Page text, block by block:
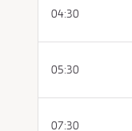
e
e
l
o
t
q
04:30
05:30
07:30